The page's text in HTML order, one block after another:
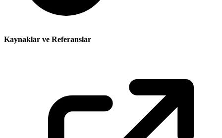
Kaynaklar ve Referanslar